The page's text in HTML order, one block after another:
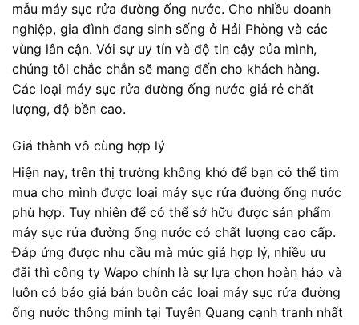
mẫu máy sục rửa đường ống nước. Cho nhiều doanh
nghiệp, gia đình đang sinh sống ở Hải Phòng và các
vùng lân cận. Với sự uy tín và độ tin cậy của mình,
chúng tôi chắc chắn sẽ mang đến cho khách hàng.
Các loại máy sục rửa đường ống nước giá rẻ chất
lượng, độ bền cao.
Giá thành vô cùng hợp lý
Hiện nay, trên thị trường không khó để bạn có thể tìm
mua cho mình được loại máy sục rửa đường ống nước
phù hợp. Tuy nhiên để có thể sở hữu được sản phẩm
máy sục rửa đường ống nước có chất lượng cao cấp.
Đáp ứng được nhu cầu mà mức giá hợp lý, nhiều ưu
đãi thì công ty Wapo chính là sự lựa chọn hoàn hảo và
luôn có báo giá bán buôn các loại máy sục rửa đường
ống nước thông minh tại Tuyên Quang cạnh tranh nhất